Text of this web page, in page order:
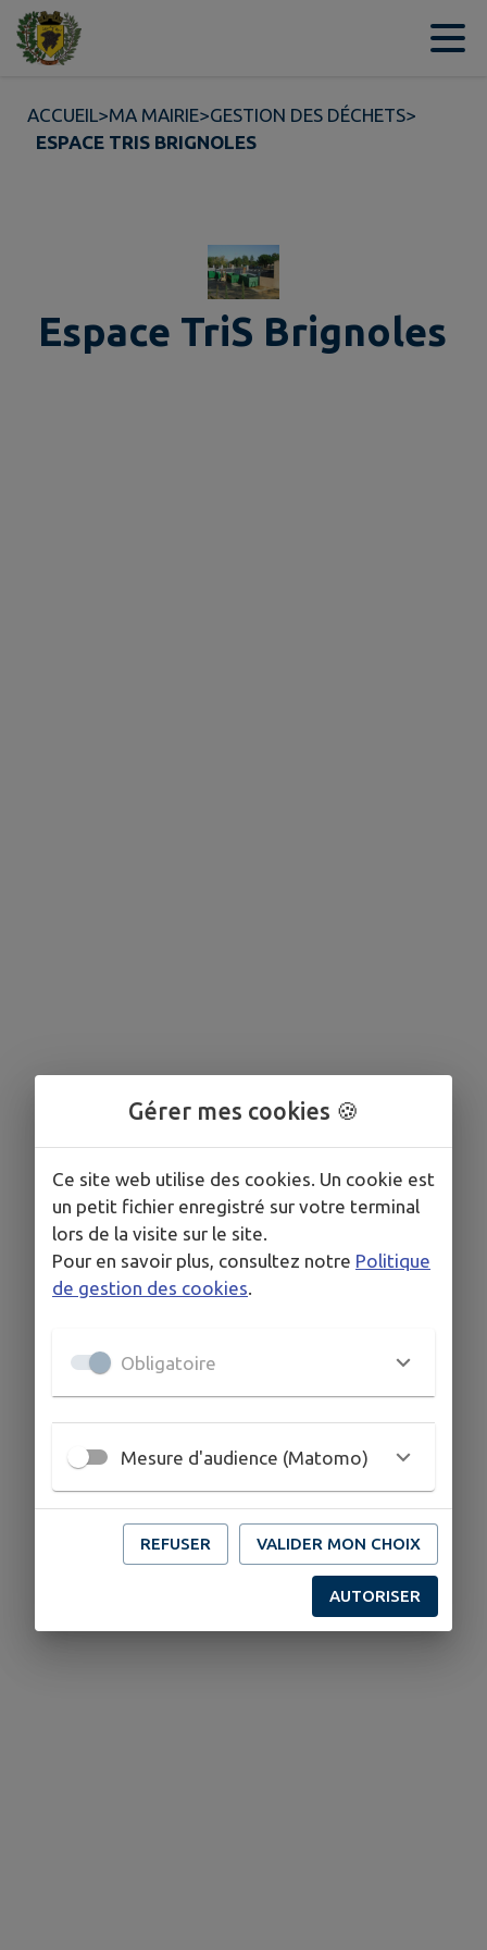
Contenu
ACCUEIL>MA MAIRIE>GESTION DES DÉCHETS>
ESPACE TRIS BRIGNOLES
Espace TriS Brignoles
Gérer mes cookies 🍪
Ce site web utilise des cookies. Un cookie est
un petit fichier enregistré sur votre terminal
lors de la visite sur le site.
Pour en savoir plus, consultez notre Politique
de gestion des cookies.
Obligatoire
Mesure d'audience (Matomo)
REFUSER VALIDER MON CHOIX
AUTORISER